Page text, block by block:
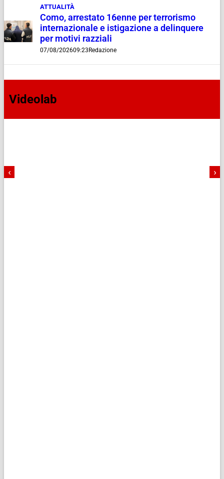
ATTUALITÀ
Como, arrestato 16enne per terrorismo
internazionale e istigazione a delinquere
per motivi razziali
07/08/202609:23 Redazione
Videolab
‹ ›